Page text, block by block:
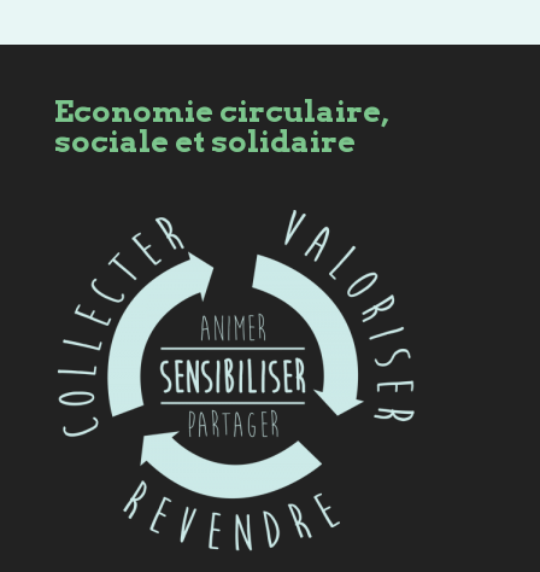
Economie circulaire,
sociale et solidaire